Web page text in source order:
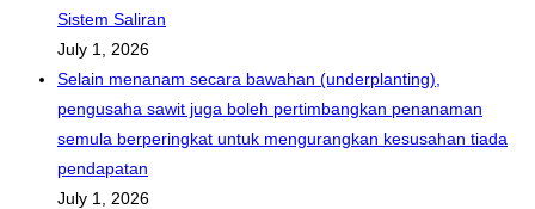
Sistem Saliran
July 1, 2026
Selain menanam secara bawahan (underplanting),
pengusaha sawit juga boleh pertimbangkan penanaman
semula berperingkat untuk mengurangkan kesusahan tiada
pendapatan
July 1, 2026